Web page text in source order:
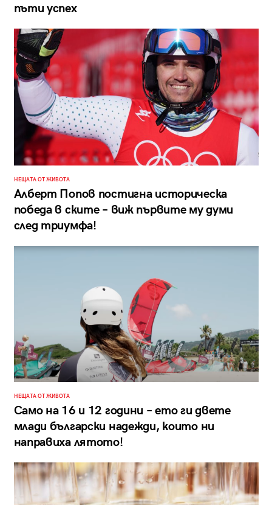
пъти успех
НЕЩАТА ОТ ЖИВОТА
Алберт Попов постигна историческа
победа в ските – виж първите му думи
след триумфа!
НЕЩАТА ОТ ЖИВОТА
Само на 16 и 12 години – ето ги двете
млади български надежди, които ни
направиха лятото!